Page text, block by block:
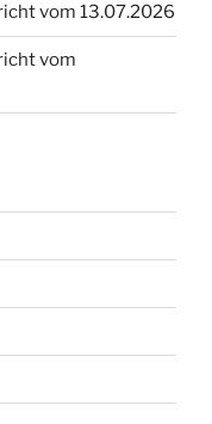
vom 13.07.2026
vom